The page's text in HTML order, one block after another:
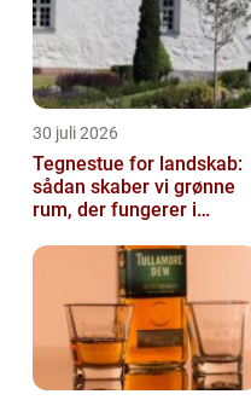
30 juli 2026
Tegnestue for landskab:
sådan skaber vi grønne
rum, der fungerer i